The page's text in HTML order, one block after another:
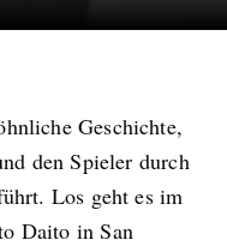
Geschichte,
den Spieler durch
Los geht es im
Daito in San